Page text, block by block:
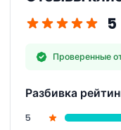
природе, что
5
Проверенные
Разбивка
5